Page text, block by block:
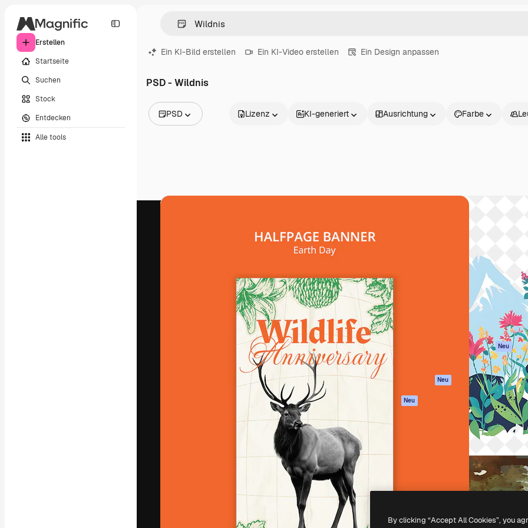
Erstellen
Startseite
Suchen
Stock
Entdecken
Alle tools
Ein KI-Bild erstellen Ein KI-Video erstellen Ein Design anpassen
PSD - Wildnis
PSD
Videos
Lizenz KI-generiert Ausrichtung Farbe
Arbeit zu verwirklichen. Mehr als 1 Million
Abonnenten unter Kreativen, Unternehmen,
Agenturen und Studios.
Deutsch
Spaces
KI-Assistent
KI-Bildgenerator
KI-Videogenerator
KI-
Stimmengenerator
Stock-Inhalte
MCP für
Neu
Neu
Loslegen
Academy
Dokumentation
Support
Originale Neu
Cookie-Richtlinie
Partner
Unternehmen
Freepik Company S.L.U.
By clicking “Accept All Cookies”, you